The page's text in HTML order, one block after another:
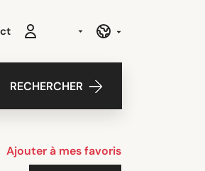
RECHERCHER
Ajouter à mes favoris